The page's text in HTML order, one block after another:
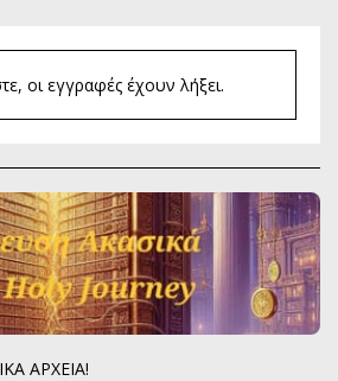
οι εγγραφές έχουν λήξει.
ΑΡΧΕΙΑ!